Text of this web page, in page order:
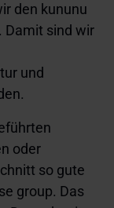
den kununu
Damit sind wir
und
oder
so gute
group. Das